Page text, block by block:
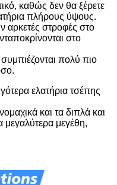
καθώς δεν θα ξέρετε
πλήρους ύψους.
αρκετές στροφές στο
στο
συμπιέζονται πολύ πιο
ελατήρια τσέπης
και τα διπλά και
μεγαλύτερα μεγέθη,